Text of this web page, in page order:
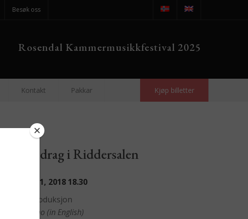
Besøk oss
Rosendal Kammermusikkfestival 2025
Kontakt Pakkar Kjøp billetter
13. Foredrag i Riddersalen
august 11, 2018 18.30
Konsertintroduksjon
Erling Sandmo (in English)